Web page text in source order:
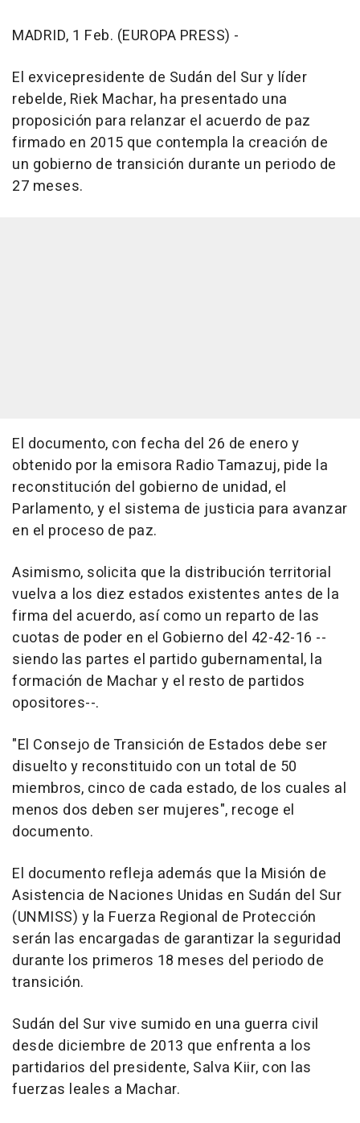
MADRID, 1 Feb. (EUROPA PRESS) -
El exvicepresidente de Sudán del Sur y líder
rebelde, Riek Machar, ha presentado una
proposición para relanzar el acuerdo de paz
firmado en 2015 que contempla la creación de
un gobierno de transición durante un periodo de
27 meses.
El documento, con fecha del 26 de enero y
obtenido por la emisora Radio Tamazuj, pide la
reconstitución del gobierno de unidad, el
Parlamento, y el sistema de justicia para avanzar
en el proceso de paz.
Asimismo, solicita que la distribución territorial
vuelva a los diez estados existentes antes de la
firma del acuerdo, así como un reparto de las
cuotas de poder en el Gobierno del 42-42-16 --
siendo las partes el partido gubernamental, la
formación de Machar y el resto de partidos
opositores--.
"El Consejo de Transición de Estados debe ser
disuelto y reconstituido con un total de 50
miembros, cinco de cada estado, de los cuales al
menos dos deben ser mujeres", recoge el
documento.
El documento refleja además que la Misión de
Asistencia de Naciones Unidas en Sudán del Sur
(UNMISS) y la Fuerza Regional de Protección
serán las encargadas de garantizar la seguridad
durante los primeros 18 meses del periodo de
transición.
Sudán del Sur vive sumido en una guerra civil
desde diciembre de 2013 que enfrenta a los
partidarios del presidente, Salva Kiir, con las
fuerzas leales a Machar.